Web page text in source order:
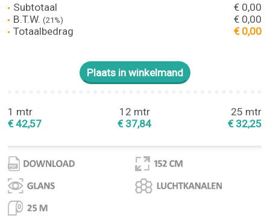
Subtotaal
€ 0,00
B.T.W.(21%)
€ 0,00
Totaalbedrag
€ 0,00
1 mtr
€ 42,57
12 mtr
€ 37,84
25 mtr
€ 32,25